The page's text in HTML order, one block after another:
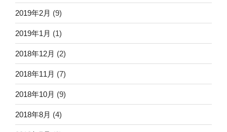
2019年2月 (9)
2019年1月 (1)
2018年12月 (2)
2018年11月 (7)
2018年10月 (9)
2018年8月 (4)